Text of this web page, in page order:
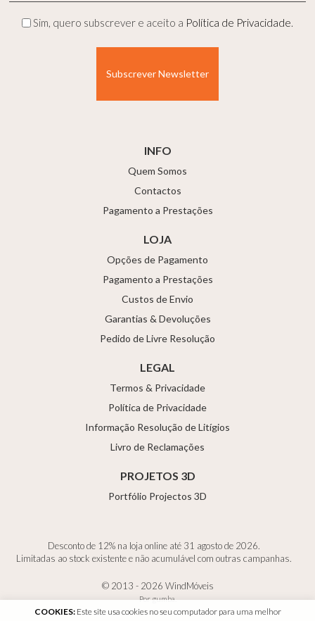
Privacidade
Sim, quero subscrever e aceito a Política de Privacidade.
INFO
Quem Somos
Contactos
Pagamento a Prestações
LOJA
Opções de Pagamento
Pagamento a Prestações
Custos de Envio
Garantias & Devoluções
Pedido de Livre Resolução
LEGAL
Termos & Privacidade
Política de Privacidade
Informação Resolução de Litígios
Livro de Reclamações
PROJETOS 3D
Portfólio Projectos 3D
Desconto de 12% na loja online até 31 agosto de 2026.
Limitadas ao stock existente e não acumulável com outras campanhas.
© 2013 - 2026 WindMóveis
Porgumba.
COOKIES:Este site usa cookies no seu computador para uma melhor